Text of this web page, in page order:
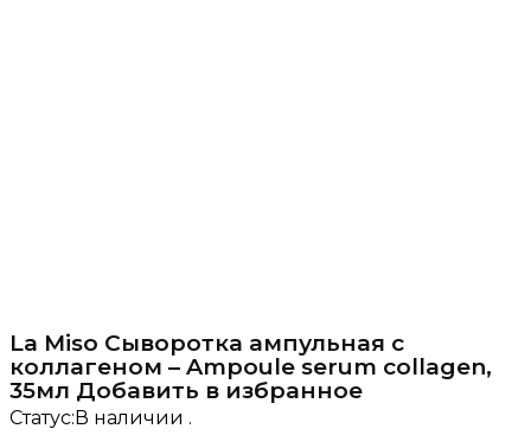
La Miso Сыворотка ампульная с
коллагеном – Ampoule serum collagen,
35мл Добавить в избранное
Статус:В наличии .